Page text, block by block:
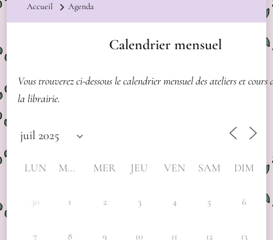
Accueil Agenda
Calendrier mensuel
Vous trouverez ci-dessous le calendrier mensuel des ateliers et cours
la librairie.
LUN MAR MER JEU VEN SAM DIM
30 1 2 3 4 5 6
7 8 9 10 11 12 13